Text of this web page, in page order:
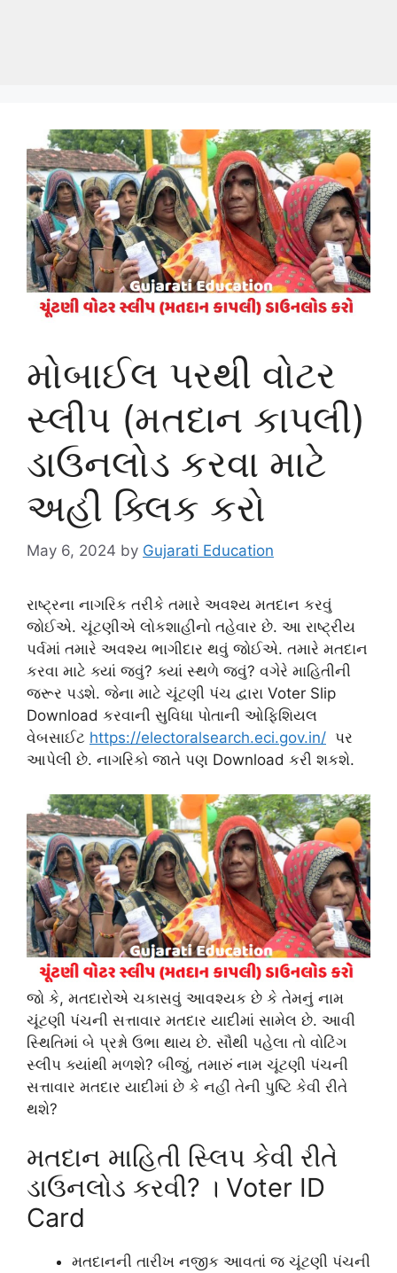
મોબાઈલ પરથી વોટર
સ્લીપ (મતદાન કાપલી)
ડાઉનલોડ કરવા માટે
અહી ક્લિક કરો
May 6, 2024 by Gujarati Education
રાષ્ટ્રના નાગરિક તરીકે તમારે અવશ્ય મતદાન કરવું
જોઈએ. ચૂંટણીએ લોકશાહીનો તહેવાર છે. આ રાષ્ટ્રીય
પર્વમાં તમારે અવશ્ય ભાગીદાર થવું જોઈએ. તમારે મતદાન
કરવા માટે ક્યાં જવું? ક્યાં સ્થળે જવું? વગેરે માહિતીની
જરૂર પડશે. જેના માટે ચૂંટણી પંચ દ્વારા Voter Slip
Download કરવાની સુવિધા પોતાની ઓફિશિયલ
વેબસાઈટ https://electoralsearch.eci.gov.in/ પર
આપેલી છે. નાગરિકો જાતે પણ Download કરી શકશે.
જો કે, મતદારોએ ચકાસવું આવશ્યક છે કે તેમનું નામ
ચૂંટણી પંચની સત્તાવાર મતદાર યાદીમાં સામેલ છે. આવી
સ્થિતિમાં બે પ્રશ્નો ઉભા થાય છે. સૌથી પહેલા તો વોટિંગ
સ્લીપ ક્યાંથી મળશે? બીજું, તમારું નામ ચૂંટણી પંચની
સત્તાવાર મતદાર યાદીમાં છે કે નહીં તેની પુષ્ટિ કેવી રીતે
થશે?
મતદાન માહિતી સ્લિપ કેવી રીતે
ડાઉનલોડ કરવી? । Voter ID
Card
મતદાનની તારીખ નજીક આવતાં જ ચૂંટણી પંચની